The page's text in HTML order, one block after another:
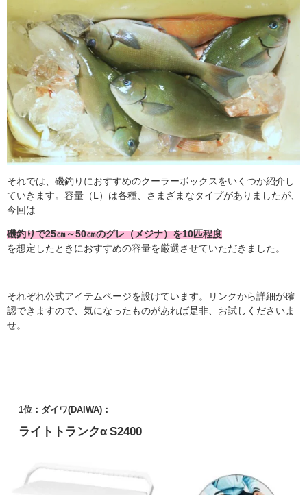
それでは、磯釣りにおすすめのクーラーボックスをいくつか紹介し
ていきます。容量（L）は各種、さまざまなタイプがありましたが、
今回は
磯釣りで25㎝～50㎝のグレ（メジナ）を10匹程度
を想定したときにおすすめの容量を厳選させていただきました。
それぞれ公式アイテムページを設けています。リンクから詳細が確
認できますので、気になったものがあれば是非、お試しくださいま
せ。
1位：ダイワ(DAIWA)：
ライトトランクα S2400